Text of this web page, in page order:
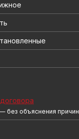
без объяснения причин